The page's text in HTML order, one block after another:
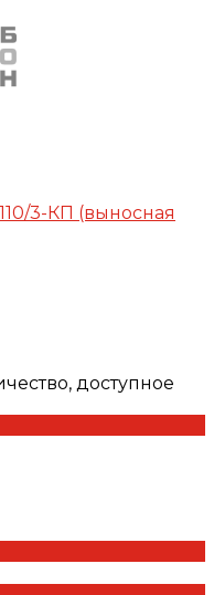
3-КП (выносная
доступное